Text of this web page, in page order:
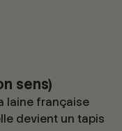
sens)
laine française
devient un tapis